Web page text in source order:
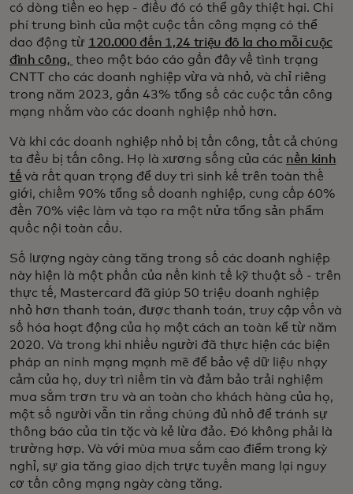
có dòng tiền eo hẹp - điều đó có thể gây thiệt hại. Chi
phí trung bình của một cuộc tấn công mạng có thể
dao động từ 120.000 đến 1,24 triệu đô la cho mỗi cuộc
đình công, theo một báo cáo gần đây về tình trạng
CNTT cho các doanh nghiệp vừa và nhỏ, và chỉ riêng
trong năm 2023, gần 43% tổng số các cuộc tấn công
mạng nhắm vào các doanh nghiệp nhỏ hơn.
Và khi các doanh nghiệp nhỏ bị tấn công, tất cả chúng
ta đều bị tấn công. Họ là xương sống của các nền kinh
tế và rất quan trọng để duy trì sinh kế trên toàn thế
giới, chiếm 90% tổng số doanh nghiệp, cung cấp 60%
đến 70% việc làm và tạo ra một nửa tổng sản phẩm
quốc nội toàn cầu.
Số lượng ngày càng tăng trong số các doanh nghiệp
này hiện là một phần của nền kinh tế kỹ thuật số - trên
thực tế, Mastercard đã giúp 50 triệu doanh nghiệp
nhỏ hơn thanh toán, được thanh toán, truy cập vốn và
số hóa hoạt động của họ một cách an toàn kể từ năm
2020. Và trong khi nhiều người đã thực hiện các biện
pháp an ninh mạng mạnh mẽ để bảo vệ dữ liệu nhạy
cảm của họ, duy trì niềm tin và đảm bảo trải nghiệm
mua sắm trơn tru và an toàn cho khách hàng của họ,
một số người vẫn tin rằng chúng đủ nhỏ để tránh sự
thông báo của tin tặc và kẻ lừa đảo. Đó không phải là
trường hợp. Và với mùa mua sắm cao điểm trong kỳ
nghỉ, sự gia tăng giao dịch trực tuyến mang lại nguy
cơ tấn công mạng ngày càng tăng.